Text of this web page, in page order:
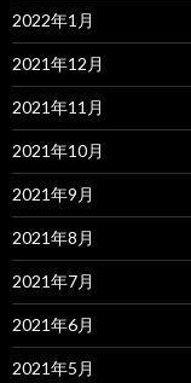
2022年1月
2021年12月
2021年11月
2021年10月
2021年9月
2021年8月
2021年7月
2021年6月
2021年5月